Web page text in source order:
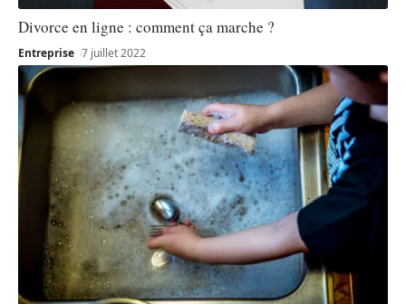
Divorce en ligne : comment ça marche ?
Entreprise 7 juillet 2022